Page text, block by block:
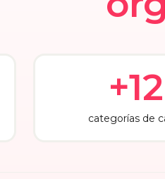
+12
categorías de